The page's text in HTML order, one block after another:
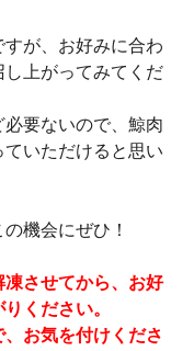
が、お好みに合わ
上がってみてくだ
要ないので、鯨肉
いただけると思い
機会にぜひ！
させてから、お好
ください。
お気を付けくださ